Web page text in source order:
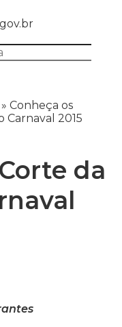
» Conheça os
Carnaval 2015
da